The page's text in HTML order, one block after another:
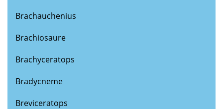
Brachauchenius
Brachiosaure
Brachyceratops
Bradycneme
Breviceratops